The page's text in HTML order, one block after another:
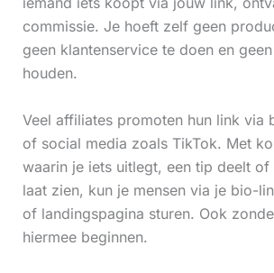
commissie. Je hoeft zelf geen
geen klantenservice te doen en
houden.
Veel affiliates promoten hun link via
of social media zoals TikTok. Met
waarin je iets uitlegt, een tip deelt of
laat zien, kun je mensen via je bio-
of landingspagina sturen. Ook
hiermee beginnen.